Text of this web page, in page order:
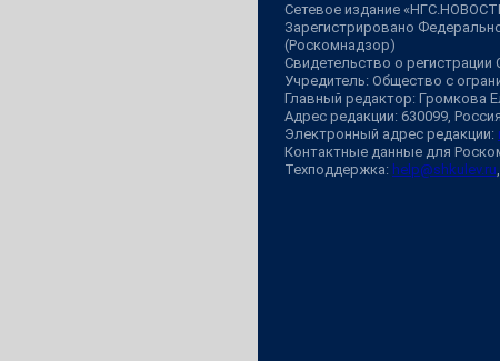
Сетевое издание
Зарегистрировано
(Роскомнадзор)
Свидетельство о
Учредитель: Общество с
Главный редактор: Громкова
Адрес редакции: 630099,
Электронный адрес редакции:
Контактные данные для
Техподдержка: help@shkulev.ru